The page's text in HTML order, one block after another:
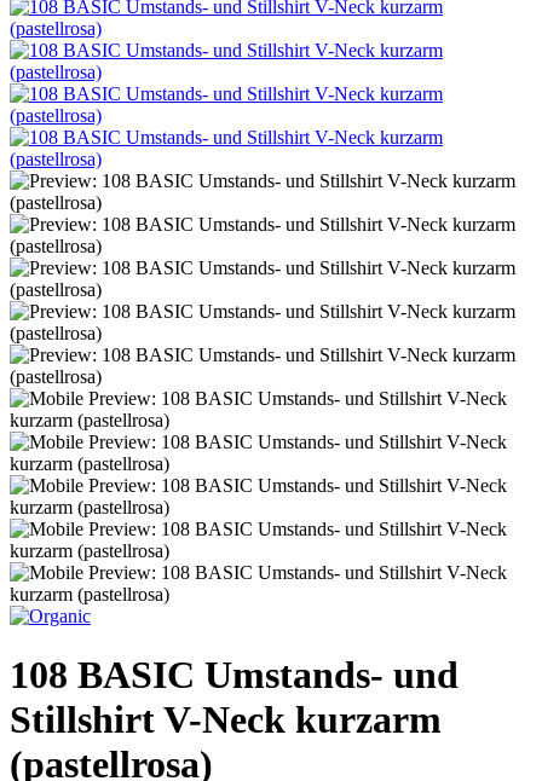
108 BASIC Umstands- und
Stillshirt V-Neck kurzarm
(pastellrosa)